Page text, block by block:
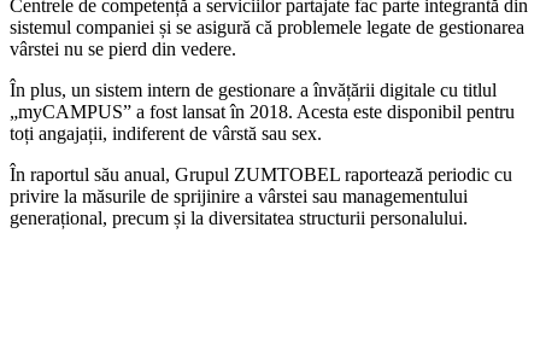
Centrele de competență a serviciilor partajate fac parte integrantă din
sistemul companiei și se asigură că problemele legate de gestionarea
vârstei nu se pierd din vedere.
În plus, un sistem intern de gestionare a învățării digitale cu titlul
„myCAMPUS” a fost lansat în 2018. Acesta este disponibil pentru
toți angajații, indiferent de vârstă sau sex.
În raportul său anual, Grupul ZUMTOBEL raportează periodic cu
privire la măsurile de sprijinire a vârstei sau managementului
generațional, precum și la diversitatea structurii personalului.